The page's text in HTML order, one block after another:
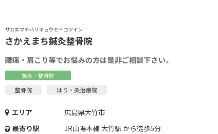
サカエマチハリキュウセイコツイン
さかえまち鍼灸整骨院
腰痛・肩こり等でお悩みの方は是非ご相談下さい。
鍼灸・整骨院
整骨院 はり・灸治療院
エリア
広島県大竹市
最寄り駅
JR山陽本線 大竹駅 から徒歩5分